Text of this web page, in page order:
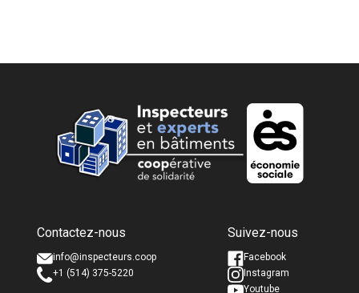
Nom complet *
Courriel *
Nom complet *
Courriel *
Contactez-nous
info@inspecteurs.coop
+1 (514) 375-5220
Suivez-nous
Facebook
Instagram
Youtube